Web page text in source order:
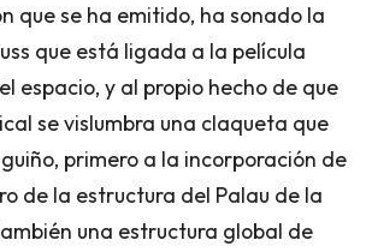
que se ha emitido, ha sonado la
que está ligada a la película
espacio, y al propio hecho de que
se vislumbra una claqueta que
primero a la incorporación de
de la estructura del Palau de la
una estructura global de